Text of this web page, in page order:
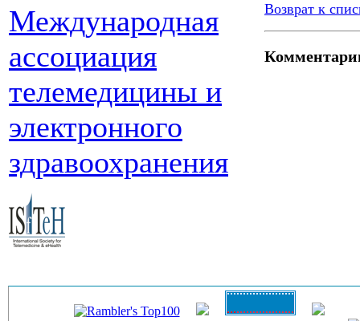
Международная
ассоциация
телемедицины и
электронного
здравоохранения
Возврат к